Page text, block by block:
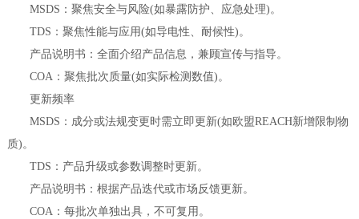
MSDS：聚焦安全与风险(如暴露防护、应急处理)。
TDS：聚焦性能与应用(如导电性、耐候性)。
产品说明书：全面介绍产品信息，兼顾宣传与指导。
COA：聚焦批次质量(如实际检测数值)。
更新频率
MSDS：成分或法规变更时需立即更新(如欧盟REACH新增限制物
质)。
TDS：产品升级或参数调整时更新。
产品说明书：根据产品迭代或市场反馈更新。
COA：每批次单独出具，不可复用。